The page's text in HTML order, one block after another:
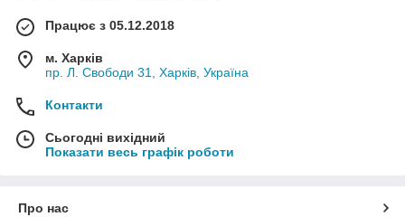
Працює з 05.12.2018
м. Харків
пр. Л. Свободи 31, Харків, Україна
Контакти
Сьогодні вихідний
Показати весь графік роботи
Про нас